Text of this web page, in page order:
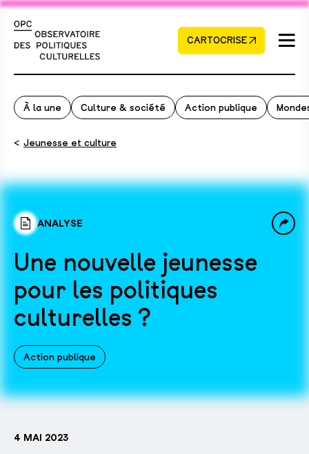
CARTOCRISE
À la une Culture & société Action publique
< Jeunesse et culture
ANALYSE
Une nouvelle jeunesse
pour les politiques
culturelles ?
Action publique
4 MAI 2023